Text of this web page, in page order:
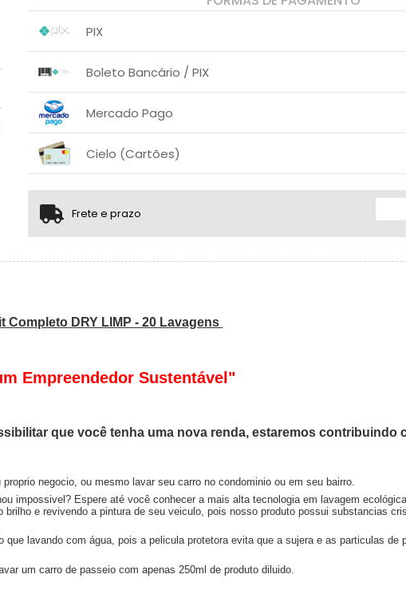
PIX
....
Boleto Bancário / PIX
Mercado Pago
2x com juros de R$ 61,43
Cielo (Cartões)
... ....
Frete e prazo
Completo DRY LIMP - 20 Lavagens
Empreendedor Sustentável"
que você tenha uma nova renda, estaremos contribuindo
proprio negocio, ou mesmo lavar seu carro no condominio ou em seu bairro.
impossivel? Espere até você conhecer a mais alta tecnologia em lavagem
e revivendo a pintura de seu veiculo, pois nosso produto possui substancias
lavando com água, pois a pelicula protetora evita que a sujera e as particulas de
um carro de passeio com apenas 250ml de produto diluido.